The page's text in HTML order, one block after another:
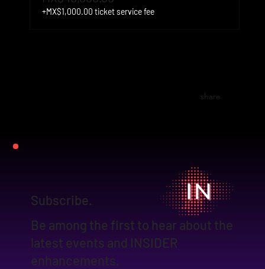
+MX$1,000.00 ticket service fee
share
Subscribe.
Be among the first to hear about the
latest events and INSIDER
enhancements.